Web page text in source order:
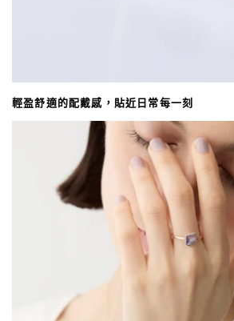
輕盈舒適的配戴感，貼近日常每一刻